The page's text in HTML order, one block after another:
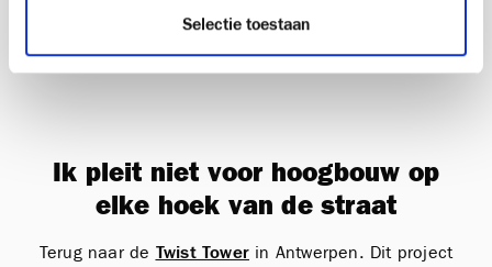
Selectie toestaan
Ik pleit niet voor hoogbouw op
elke hoek van de straat
Terug naar de Twist Towerin Antwerpen. Dit project